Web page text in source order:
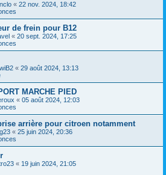
« 22 nov. 2024, 18:42
de frein pour B12
« 20 sept. 2024, 17:25
« 29 août 2024, 13:13
MARCHE PIED
« 05 août 2024, 12:03
arrière pour citroen notamment
« 25 juin 2024, 20:36
« 19 juin 2024, 21:05